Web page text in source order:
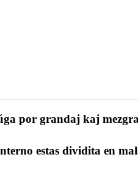
por grandaj kaj
estas dividita en